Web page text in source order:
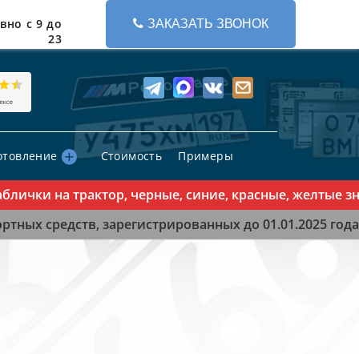
с 9 до
23
ЗАКАЗАТЬ ЗВОНОК
Стоимость Примеры
на трактор, черные, синие, красные, желтые
средств, зарегистрированных до 01.01.2025 года